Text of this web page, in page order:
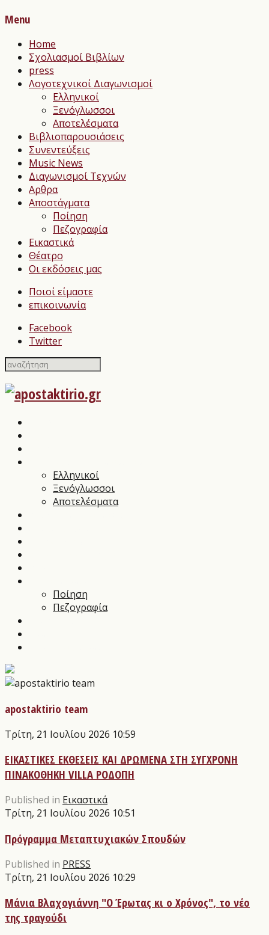
Menu
Home
Σχολιασμοί Βιβλίων
press
Λογοτεχνικοί Διαγωνισμοί
Ελληνικοί
Ξενόγλωσσοι
Αποτελέσματα
Βιβλιοπαρουσιάσεις
Συνεντεύξεις
Music News
Διαγωνισμοί Τεχνών
Αρθρα
Αποστάγματα
Ποίηση
Πεζογραφία
Εικαστικά
Θέατρο
Οι εκδόσεις μας
Ποιοί είμαστε
επικοινωνία
Facebook
Twitter
Ελληνικοί
Ξενόγλωσσοι
Αποτελέσματα
Ποίηση
Πεζογραφία
apostaktirio team
Τρίτη, 21 Ιουλίου 2026 10:59
ΕΙΚΑΣΤΙΚΕΣ ΕΚΘΕΣΕΙΣ ΚΑΙ ΔΡΩΜΕΝΑ ΣΤΗ ΣΥΓΧΡΟΝΗ
ΠΙΝΑΚΟΘΗΚΗ VILLA ΡΟΔΟΠΗ
Published in Εικαστικά
Τρίτη, 21 Ιουλίου 2026 10:51
Πρόγραμμα Μεταπτυχιακών Σπουδών
Published in PRESS
Τρίτη, 21 Ιουλίου 2026 10:29
Μάνια Βλαχογιάννη "Ο Έρωτας κι ο Χρόνος", το νέο
της τραγούδι